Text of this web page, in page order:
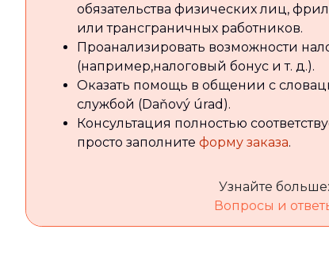
обязательства физических лиц,
или трансграничных работников.
Проанализировать возможности
(например,налоговый бонус и т. д.).
Оказать помощь в общении с
службой (Daňový úrad).
Консультация полностью
просто заполните форму заказа.
Узнайте больше:
Вопросы и